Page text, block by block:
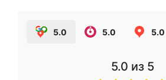
5.0 5.0 5.0
5.0 из 5